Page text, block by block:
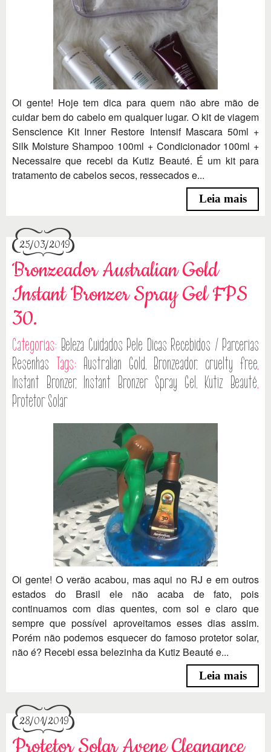
Oi gente! Hoje tem dica para quem não abre mão de
cuidar bem do cabelo em qualquer lugar. O kit de viagem
Senscience Kit Inner Restore Intensif Mascara 50ml +
Silk Moisture Shampoo 100ml + Condicionador 100ml +
Necessaire que recebi da Kutiz Beauté. É um kit para
tratamento de cabelos secos, ressecados e...
Leia mais
25/03/2019
Bronzeador Australian Gold
Instant Bronzer Spray Gel FPS
30.
Categorias: Beleza Cuidados Pele Dicas Recebidos / Parcerias
Resenhas Tags: Australian Gold, Bronzeador, cruelty free,
Instant Bronzer, Instant Bronzer Spray Gel, Kutiz Beauté,
Protetor Solar
Oi gente! O verão acabou, mas aqui no RJ e em outros
estados do Brasil ele não acaba de fato, pois
continuamos com dias quentes, com sol e claro que
sempre que possível aproveitamos esses dias assim.
Porém não podemos esquecer do famoso protetor solar,
não é? Recebi essa belezinha da Kutiz Beauté e...
Leia mais
28/01/2019